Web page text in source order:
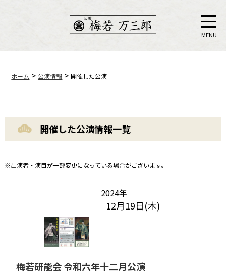
MENU
ホーム >公演情報 >開催した公演
開催した公演情報一覧
※出演者・演目が一部変更になっている場合がございます。
2024年
12月19日(木)
梅若研能会 令和六年十二月公演